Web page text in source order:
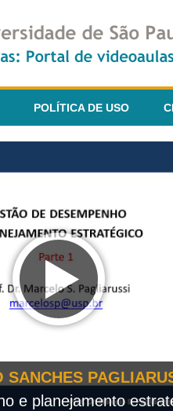
POLÍTICA DE USO
SANCHES
e planejamento